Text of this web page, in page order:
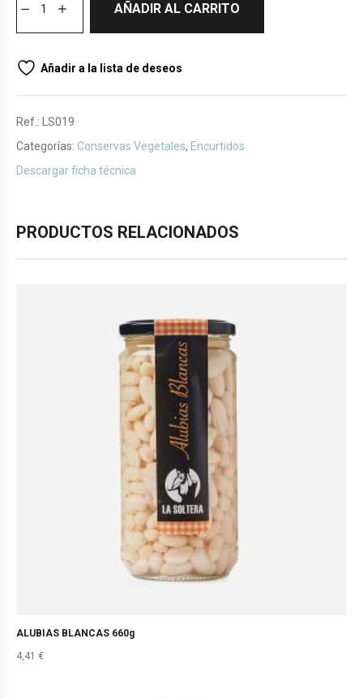
AÑADIR AL CARRITO
Añadir a la lista de deseos
Ref.:
LS019
Categorías: Conservas Vegetales, Encurtidos
Descargar ficha técnica
PRODUCTOS RELACIONADOS
ALUBIAS BLANCAS 660g
4,41 €